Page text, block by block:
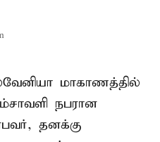
மாகாணத்தில்
நபரான
தனக்கு